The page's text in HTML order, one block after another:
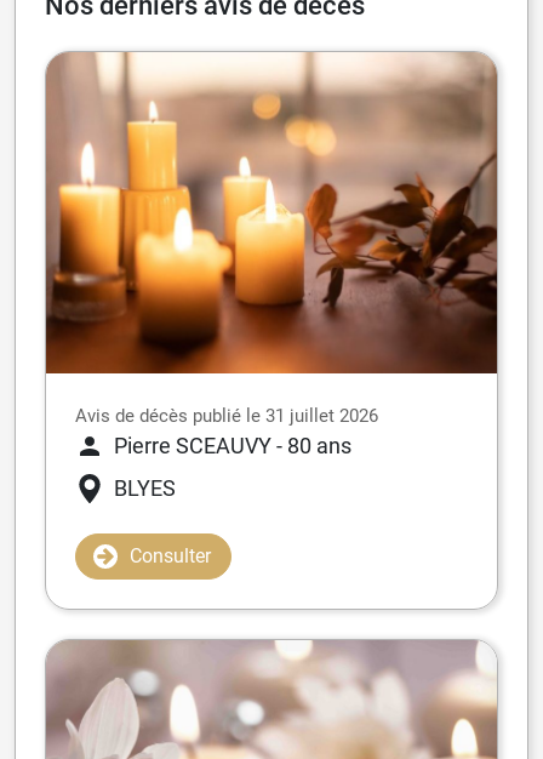
Avis de décès publié le 31 juillet 2026
Pierre SCEAUVY- 80 ans
BLYES
Consulter